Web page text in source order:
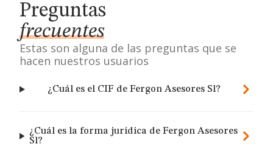
Preguntas
frecuentes
Estas son alguna de las preguntas que se
hacen nuestros usuarios
¿Cuál es el CIF de Fergon Asesores Sl?
¿Cuál es la forma jurídica de Fergon Asesores
Sl?